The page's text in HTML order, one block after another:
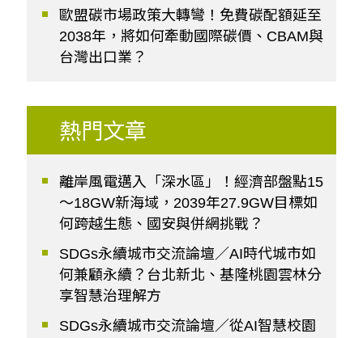
歐盟碳市場政策大轉彎！免費碳配額延至
2038年，將如何牽動國際碳價、CBAM與
台灣出口業？
熱門文章
離岸風電邁入「深水區」！經濟部盤點15
～18GW新海域，2039年27.9GW目標如
何跨越生態、國安與併網挑戰？
SDGs永續城市交流論壇／AI時代城市如
何兼顧永續？台北新北、基隆桃園雲林分
享智慧治理解方
SDGs永續城市交流論壇／從AI智慧校園